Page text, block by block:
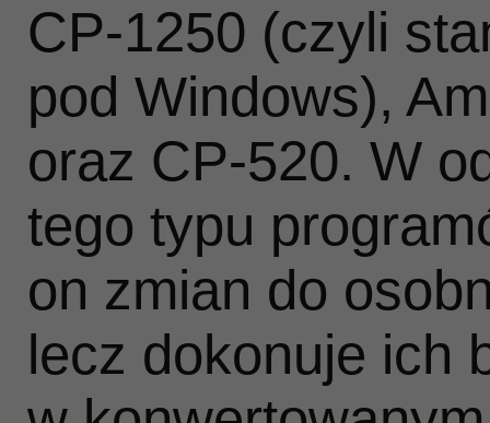
CP‑1250 (czyli
pod Windows),
oraz CP‑520. W
tego typu
on zmian do
lecz dokonuje ich